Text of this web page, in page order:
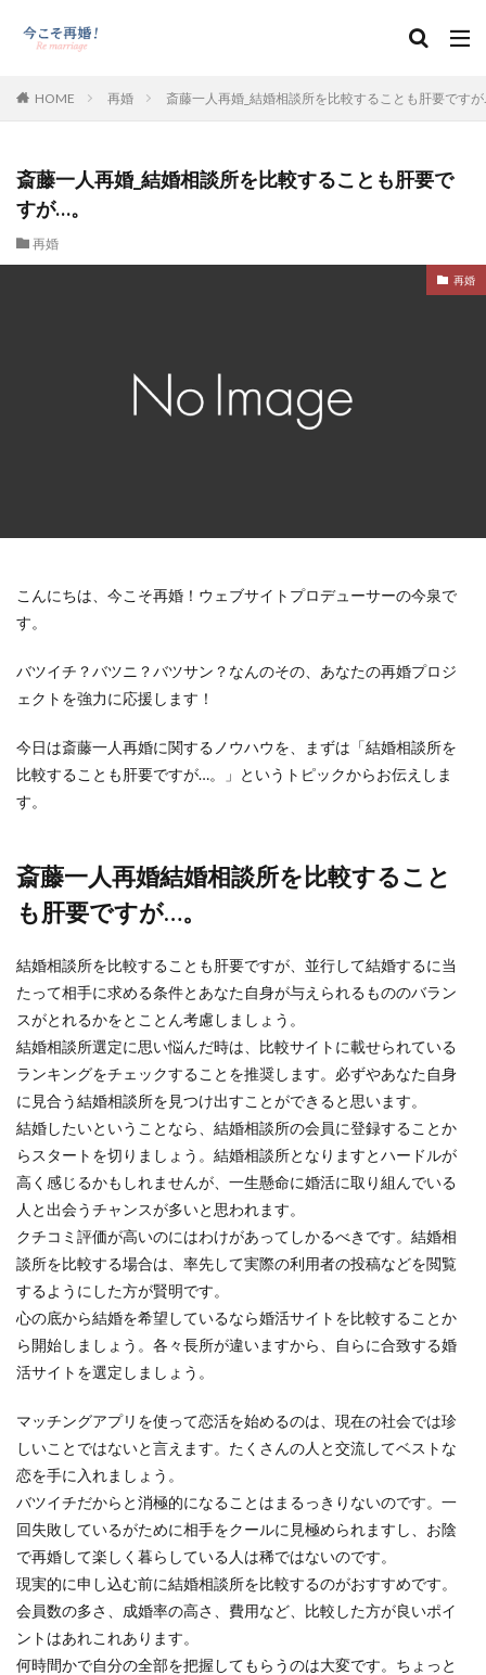
HOME 再婚 斎藤一人再婚_結婚相談所を比較することも肝要です
斎藤一人再婚_結婚相談所を比較することも肝要で
すが…。
再婚
再婚
こんにちは、今こそ再婚！ウェブサイトプロデューサーの今泉で
す。
バツイチ？バツニ？バツサン？なんのその、あなたの再婚プロジ
ェクトを強力に応援します！
今日は斎藤一人再婚に関するノウハウを、まずは「結婚相談所を
比較することも肝要ですが…。」というトピックからお伝えしま
す。
斎藤一人再婚結婚相談所を比較すること
も肝要ですが…。
結婚相談所を比較することも肝要ですが、並行して結婚するに当
たって相手に求める条件とあなた自身が与えられるもののバラン
スがとれるかをとことん考慮しましょう。
結婚相談所選定に思い悩んだ時は、比較サイトに載せられている
ランキングをチェックすることを推奨します。必ずやあなた自身
に見合う結婚相談所を見つけ出すことができると思います。
結婚したいということなら、結婚相談所の会員に登録することか
らスタートを切りましょう。結婚相談所となりますとハードルが
高く感じるかもしれませんが、一生懸命に婚活に取り組んでいる
人と出会うチャンスが多いと思われます。
クチコミ評価が高いのにはわけがあってしかるべきです。結婚相
談所を比較する場合は、率先して実際の利用者の投稿などを閲覧
するようにした方が賢明です。
心の底から結婚を希望しているなら婚活サイトを比較することか
ら開始しましょう。各々長所が違いますから、自らに合致する婚
活サイトを選定しましょう。
マッチングアプリを使って恋活を始めるのは、現在の社会では珍
しいことではないと言えます。たくさんの人と交流してベストな
恋を手に入れましょう。
バツイチだからと消極的になることはまるっきりないのです。一
回失敗しているがために相手をクールに見極められますし、お陰
で再婚して楽しく暮らしている人は稀ではないのです。
現実的に申し込む前に結婚相談所を比較するのがおすすめです。
会員数の多さ、成婚率の高さ、費用など、比較した方が良いポイ
ントはあれこれあります。
何時間かで自分の全部を把握してもらうのは大変です。ちょっと